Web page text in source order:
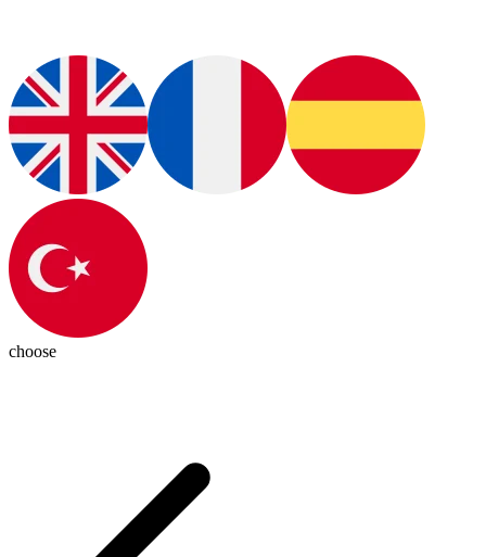
choose